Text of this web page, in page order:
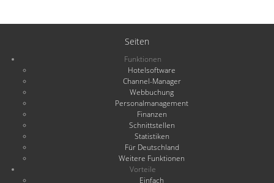
Seiten
Funktionen
Hotelsoftware
Channel-Manager
Webbuchung
Personalmanagement
Finanzen
Schnittstellen
Statistiken
Für Deutschland
Weitere Funktionen
Vorteile
Einfach